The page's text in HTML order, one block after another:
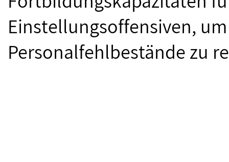
Einstellungsoffensiven,
Personalfehlbestände zu